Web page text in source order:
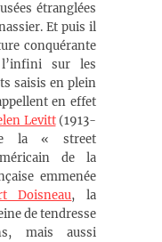
étranglées
Et puis il
conquérante
sur les
saisis en plein
en effet
Levitt(1913-
la « street
de la
emmenée
Doisneau, la
de tendresse
mais aussi